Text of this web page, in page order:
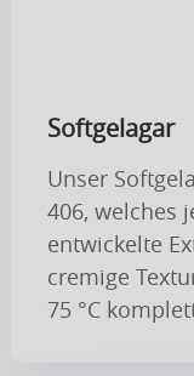
Softgelagar
Unser
406, welches
entwickelte
cremige
75 °C